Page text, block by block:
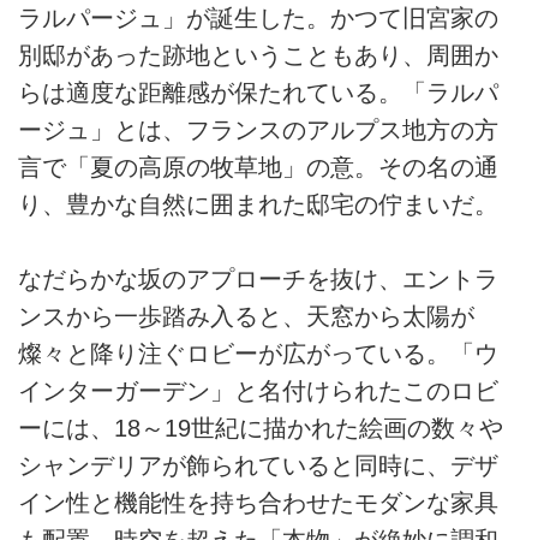
ラルパージュ」が誕生した。かつて旧宮家の
別邸があった跡地ということもあり、周囲か
らは適度な距離感が保たれている。「ラルパ
ージュ」とは、フランスのアルプス地方の方
言で「夏の高原の牧草地」の意。その名の通
り、豊かな自然に囲まれた邸宅の佇まいだ。
なだらかな坂のアプローチを抜け、エントラ
ンスから一歩踏み入ると、天窓から太陽が
燦々と降り注ぐロビーが広がっている。「ウ
インターガーデン」と名付けられたこのロビ
ーには、18～19世紀に描かれた絵画の数々や
シャンデリアが飾られていると同時に、デザ
イン性と機能性を持ち合わせたモダンな家具